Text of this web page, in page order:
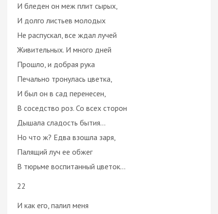
И бледен он меж плит сырых,
И долго листьев молодых
Не распускал, все ждал лучей
Живительных. И много дней
Прошло, и добрая рука
Печально тронулась цветка,
И был он в сад перенесен,
В соседство роз. Со всех сторон
Дышала сладость бытия...
Но что ж? Едва взошла заря,
Палящий луч ее обжег
В тюрьме воспитанный цветок...
22
И как его, палил меня